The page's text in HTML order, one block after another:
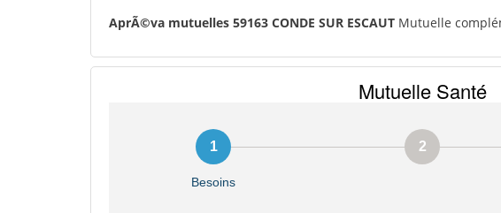
AprÃ©va mutuelles 59163 CONDE SUR ESCAUT Mutuelle